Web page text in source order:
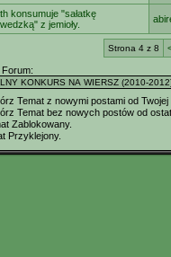
konsumuje "sałatkę
z jemioły.
Strona 4 z 8
Temat z nowymi postami od
Temat bez nowych postów od
Zablokowany.
Przyklejony.